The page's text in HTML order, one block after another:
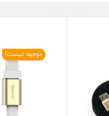
موجود نیست!